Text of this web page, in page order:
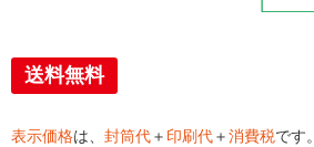
送料無料
表示価格は、 封筒代 ＋ 印刷代 ＋ 消費税です